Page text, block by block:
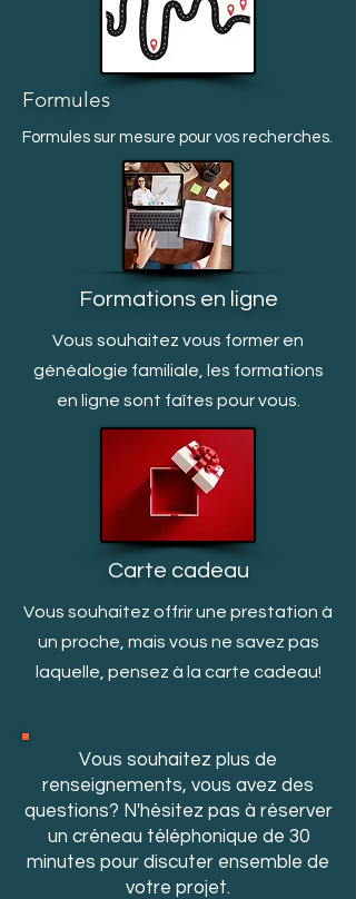
Formules
Formules sur mesure pour vos recherches.
Formations en ligne
Vous souhaitez vous former en
généalogie familiale, les formations
en ligne sont faîtes pour vous.
Carte cadeau
Vous souhaitez offrir une prestation à
un proche, mais vous ne savez pas
laquelle, pensez à la carte cadeau!
Vous souhaitez plus de
renseignements, vous avez des
questions? N'hésitez pas à réserver
un créneau téléphonique de 30
minutes pour discuter ensemble de
votre projet.